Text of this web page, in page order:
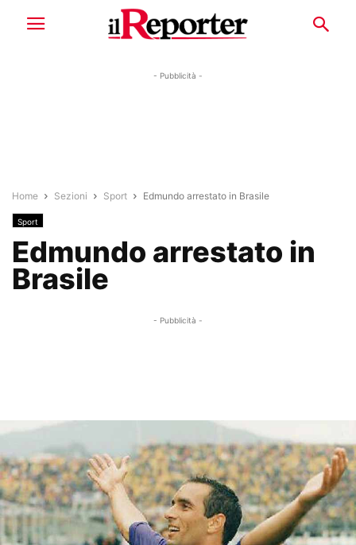
- Pubblicità -
Home Sezioni Sport Edmundo arrestato in Brasile
Sport
Edmundo arrestato in
Brasile
- Pubblicità -